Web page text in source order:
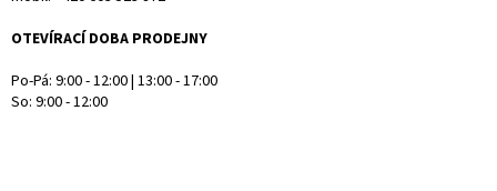
OTEVÍRACÍ DOBA PRODEJNY
Po-Pá: 9:00 - 12:00 | 13:00 - 17:00
So: 9:00 - 12:00